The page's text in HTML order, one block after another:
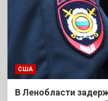
США
В Ленобласти